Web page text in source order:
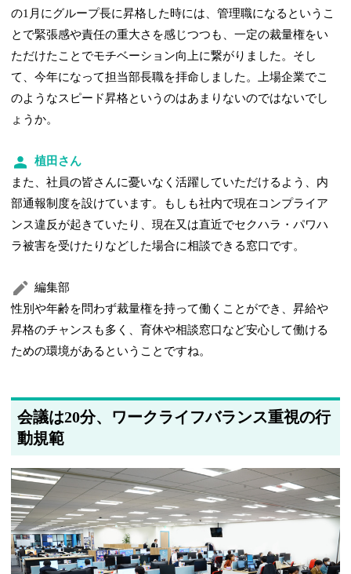
の1月にグループ長に昇格した時には、管理職になるというこ
とで緊張感や責任の重大さを感じつつも、一定の裁量権をい
ただけたことでモチベーション向上に繋がりました。そし
て、今年になって担当部長職を拝命しました。上場企業でこ
のようなスピード昇格というのはあまりないのではないでし
ょうか。
植田さん
また、社員の皆さんに憂いなく活躍していただけるよう、内
部通報制度を設けています。もしも社内で現在コンプライア
ンス違反が起きていたり、現在又は直近でセクハラ・パワハ
ラ被害を受けたりなどした場合に相談できる窓口です。
編集部
性別や年齢を問わず裁量権を持って働くことができ、昇給や
昇格のチャンスも多く、育休や相談窓口など安心して働ける
ための環境があるということですね。
会議は20分、ワークライフバランス重視の行
動規範